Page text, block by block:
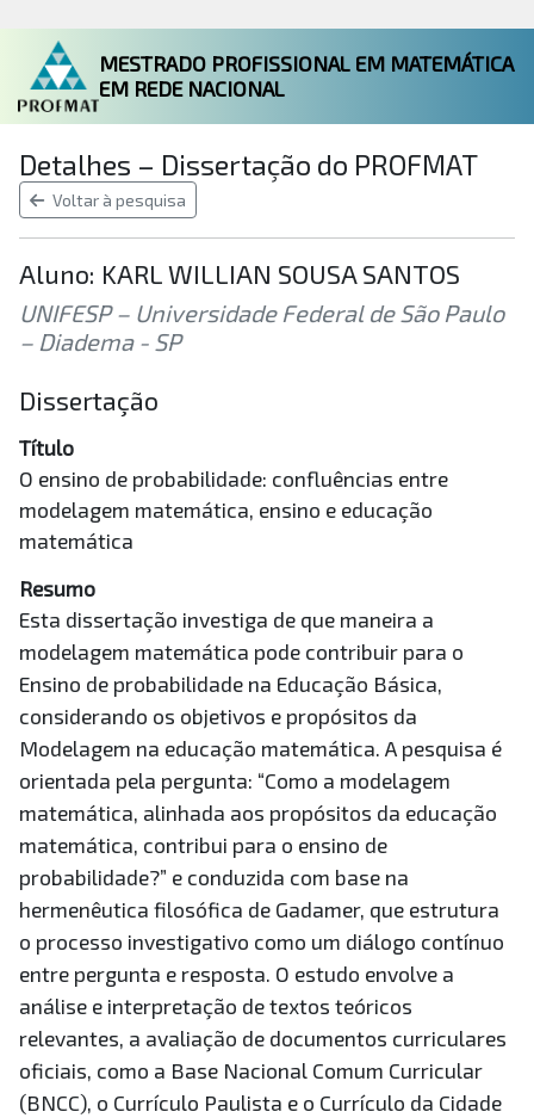
MESTRADO PROFISSIONAL EM MATEMÁTICA
EM REDE NACIONAL
Detalhes – Dissertação do PROFMAT
Voltar à pesquisa
Aluno: KARL WILLIAN SOUSA SANTOS
UNIFESP – Universidade Federal de São Paulo
– Diadema - SP
Dissertação
Título
O ensino de probabilidade: confluências entre
modelagem matemática, ensino e educação
matemática
Resumo
Esta dissertação investiga de que maneira a
modelagem matemática pode contribuir para o
Ensino de probabilidade na Educação Básica,
considerando os objetivos e propósitos da
Modelagem na educação matemática. A pesquisa é
orientada pela pergunta: “Como a modelagem
matemática, alinhada aos propósitos da educação
matemática, contribui para o ensino de
probabilidade?” e conduzida com base na
hermenêutica filosófica de Gadamer, que estrutura
o processo investigativo como um diálogo contínuo
entre pergunta e resposta. O estudo envolve a
análise e interpretação de textos teóricos
relevantes, a avaliação de documentos curriculares
oficiais, como a Base Nacional Comum Curricular
(BNCC), o Currículo Paulista e o Currículo da Cidade